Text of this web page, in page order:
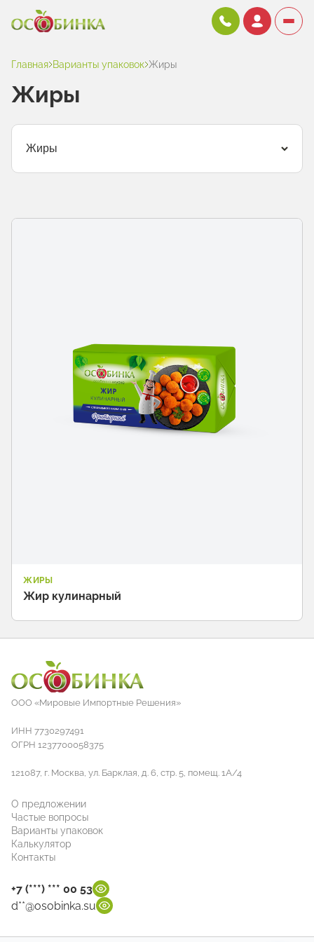
Главная Варианты упаковок Жиры
Жиры
Жиры
ЖИРЫ
Жир кулинарный
ООО «Мировые Импортные Решения»
ИНН 7730297491
ОГРН 1237700058375
121087, г. Москва, ул. Барклая, д. 6, стр. 5, помещ. 1А/4
О предложении
Частые вопросы
Варианты упаковок
Калькулятор
Контакты
+7 (***) *** 00 53
d**@osobinka.su